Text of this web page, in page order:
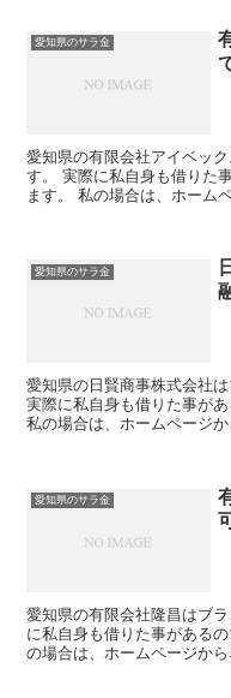
愛知県のサラ金
愛知県の有限会社アイベッ
す。 実際に私自身も借りた
ます。 私の場合は、ホーム
愛知県のサラ金
愛知県の日賢商事株式会社
実際に私自身も借りた事が
私の場合は、ホームページ
愛知県のサラ金
愛知県の有限会社隆昌はブ
に私自身も借りた事がある
の場合は、ホームページか